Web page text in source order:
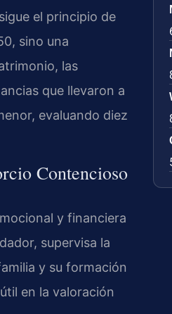
el principio de
sino una
las
que llevaron a
evaluando diez
Contencioso
y financiera
supervisa la
y su formación
en la valoración